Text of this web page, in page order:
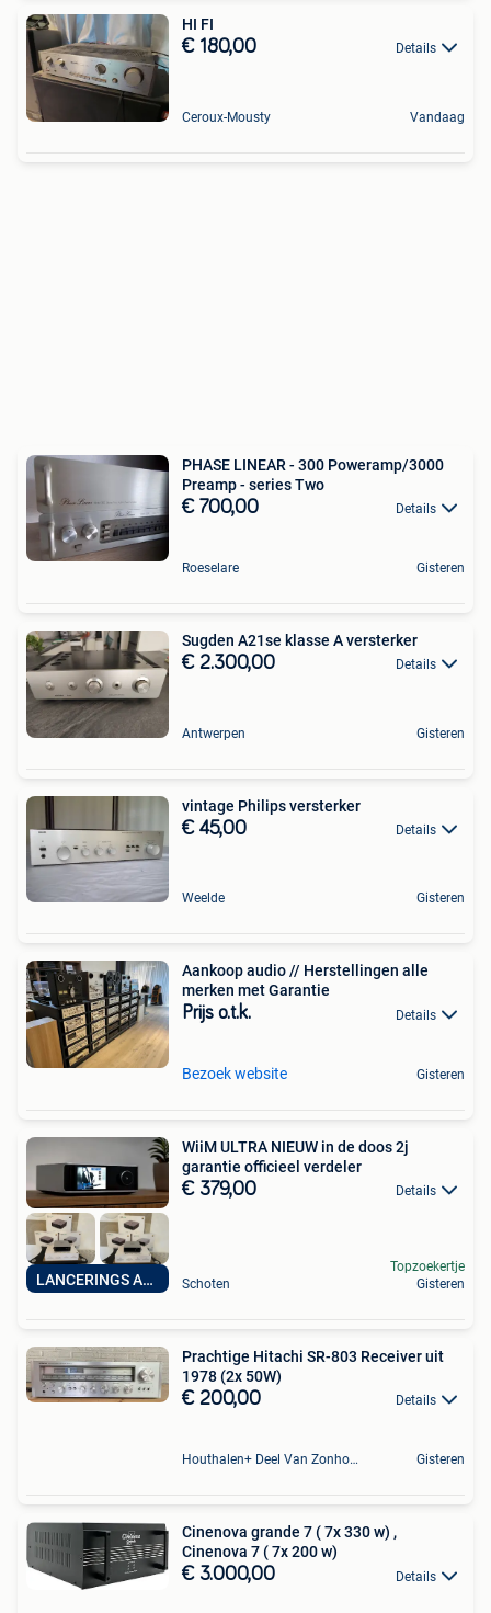
HI FI
€ 180,00 Details
Ceroux-Mousty Vandaag
PHASE LINEAR - 300 Poweramp/3000
Preamp - series Two
€ 700,00 Details
Roeselare Gisteren
Sugden A21se klasse A versterker
€ 2.300,00 Details
Antwerpen Gisteren
vintage Philips versterker
€ 45,00 Details
Weelde Gisteren
Aankoop audio // Herstellingen alle
merken met Garantie
Prijs o.t.k. Details
Bezoek website Gisteren
LANCERINGS ACTIE
WiiM ULTRA NIEUW in de doos 2j
garantie officieel verdeler
€ 379,00 Details
Schoten
Topzoekertje
Gisteren
Prachtige Hitachi SR-803 Receiver uit
1978 (2x 50W)
€ 200,00 Details
Houthalen+ Deel Van Zonhoven En Zolder Gisteren
Cinenova grande 7 ( 7x 330 w) ,
Cinenova 7 ( 7x 200 w)
€ 3.000,00 Details